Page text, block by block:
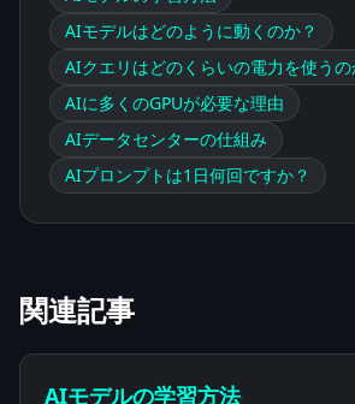
AIモデルはどのように動くのか？
AIクエリはどのくらいの電力を使うの
AIに多くのGPUが必要な理由
AIデータセンターの仕組み
AIプロンプトは1日何回ですか？
関連記事
AIモデルの学習方法